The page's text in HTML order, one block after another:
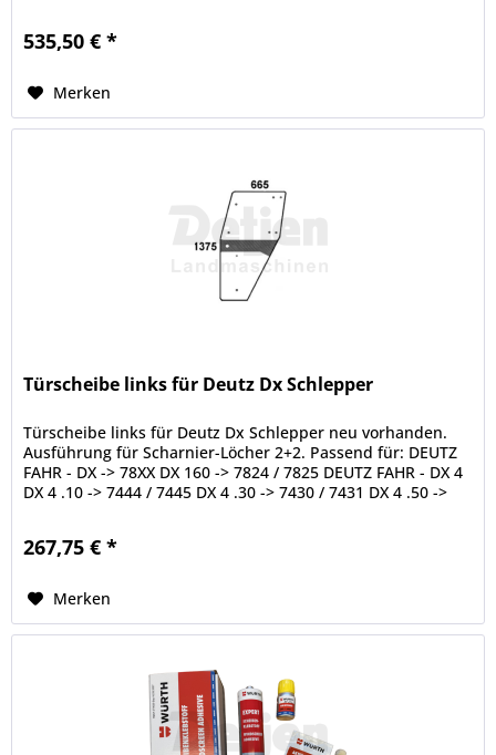
535,50 € *
Merken
Türscheibe links für Deutz Dx Schlepper
Türscheibe links für Deutz Dx Schlepper neu vorhanden.
Ausführung für Scharnier-Löcher 2+2. Passend für: DEUTZ
FAHR - DX -> 78XX DX 160 -> 7824 / 7825 DEUTZ FAHR - DX 4
DX 4 .10 -> 7444 / 7445 DX 4 .30 -> 7430 / 7431 DX 4 .50 ->
267,75 € *
Merken